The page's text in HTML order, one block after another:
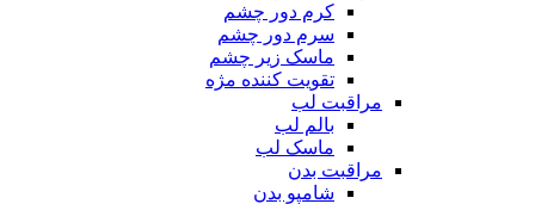
کرم دور چشم
سرم دور چشم
ماسک زیر چشم
تقویت کننده مژه
مراقبت لب
بالم لب
ماسک لب
مراقبت بدن
شامپو بدن